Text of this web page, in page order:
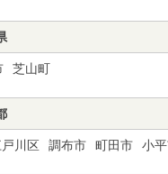
芝山町
川区 調布市 町田市 小